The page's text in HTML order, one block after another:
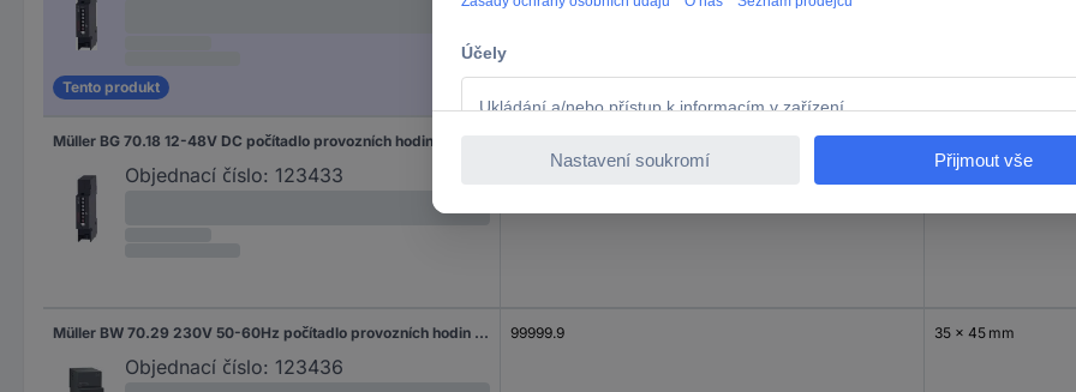
Tento produkt
Objednací číslo: 123433
17,5 x 45 mm
Müller BW 70.29 230V 50-60Hz počítadlo provozních hodin Válečkové počítadlo
Objednací číslo: 123436
99999.9 35 x 45 mm